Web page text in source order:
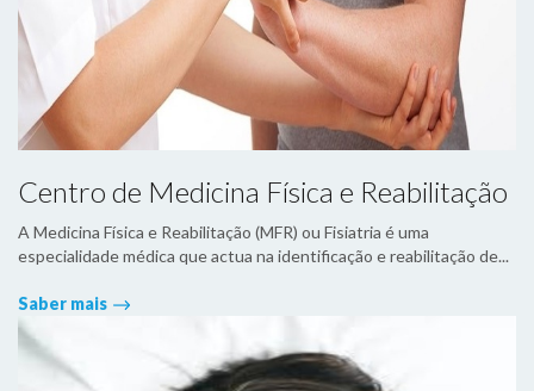
Centro de Medicina Física e Reabilitação
A Medicina Física e Reabilitação (MFR) ou Fisiatria é uma
especialidade médica que actua na identificação e reabilitação de...
Saber mais